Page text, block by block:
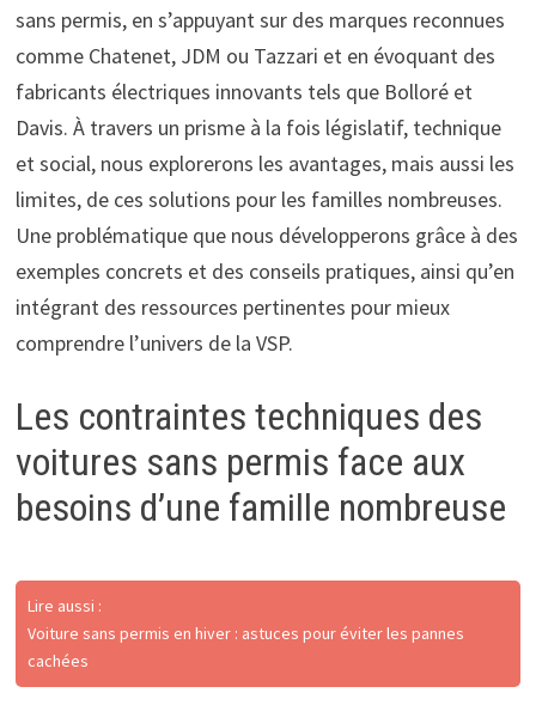
sans permis, en s’appuyant sur des marques reconnues
comme Chatenet, JDM ou Tazzari et en évoquant des
fabricants électriques innovants tels que Bolloré et
Davis. À travers un prisme à la fois législatif, technique
et social, nous explorerons les avantages, mais aussi les
limites, de ces solutions pour les familles nombreuses.
Une problématique que nous développerons grâce à des
exemples concrets et des conseils pratiques, ainsi qu’en
intégrant des ressources pertinentes pour mieux
comprendre l’univers de la VSP.
Les contraintes techniques des
voitures sans permis face aux
besoins d’une famille nombreuse
Lire aussi :
Voiture sans permis en hiver : astuces pour éviter les pannes
cachées